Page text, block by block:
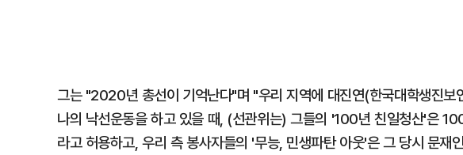
그는 "2020년 총선이 기억난다"며 "우리 지역에 대진연(한국대학생진보
나의 낙선운동을 하고 있을 때, (선관위는) 그들의 '100년 친일청산'은
라고 허용하고, 우리 측 봉사자들의 '무능, 민생파탄 아웃'은 그 당시 문재